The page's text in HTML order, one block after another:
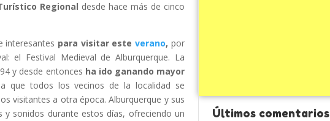
Regional desde hace más de cinco
interesantes para visitar esteverano, por
el Festival Medieval de Alburquerque. La
y desde entonces ha ido ganando mayor
que todos los vecinos de la localidad se
visitantes a otra época. Alburquerque y sus
y sonidos durante estos días, ofreciendo un
Últimos comentarios